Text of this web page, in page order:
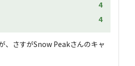
4
4
、さすがSnow Peakさんのキャ